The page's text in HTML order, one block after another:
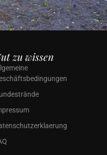
zu wissen